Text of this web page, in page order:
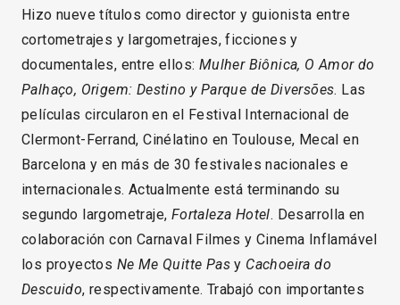
Hizo nueve títulos como director y guionista entre
cortometrajes y largometrajes, ficciones y
documentales, entre ellos: Mulher Biônica, O Amor do
Palhaço, Origem: Destino y Parque de Diversões. Las
películas circularon en el Festival Internacional de
Clermont-Ferrand, Cinélatino en Toulouse, Mecal en
Barcelona y en más de 30 festivales nacionales e
internacionales. Actualmente está terminando su
segundo largometraje, Fortaleza Hotel. Desarrolla en
colaboración con Carnaval Filmes y Cinema Inflamável
los proyectos Ne Me Quitte Pas y Cachoeira do
Descuido, respectivamente. Trabajó con importantes